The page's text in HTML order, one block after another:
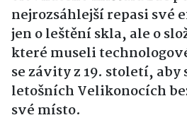
nejrozsáhlejší repasi své
jen o leštění skla, ale o
které museli
se závity z 19. století, aby
letošních Velikonocích
své místo.